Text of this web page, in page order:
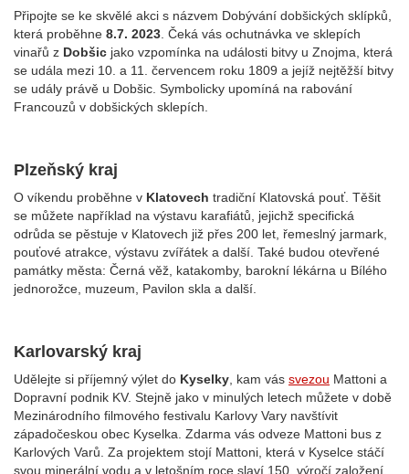
Připojte se ke skvělé akci s názvem Dobývání dobšických sklípků,
která proběhne 8.7. 2023 . Čeká vás ochutnávka ve sklepích
vinařů z Dobšic jako vzpomínka na události bitvy u Znojma, která
se udála mezi 10. a 11. červencem roku 1809 a jejíž nejtěžší bitvy
se udály právě u Dobšic. Symbolicky upomíná na rabování
Francouzů v dobšických sklepích.
Plzeňský kraj
O víkendu proběhne v Klatovech tradiční Klatovská pouť. Těšit
se můžete například na výstavu karafiátů, jejichž specifická
odrůda se pěstuje v Klatovech již přes 200 let, řemeslný jarmark,
pouťové atrakce, výstavu zvířátek a další. Také budou otevřené
památky města: Černá věž, katakomby, barokní lékárna u Bílého
jednorožce, muzeum, Pavilon skla a další.
Karlovarský kraj
Udělejte si příjemný výlet do Kyselky , kam vás svezou Mattoni a
Dopravní podnik KV. Stejně jako v minulých letech můžete v době
Mezinárodního filmového festivalu Karlovy Vary navštívit
západočeskou obec Kyselka. Zdarma vás odveze Mattoni bus z
Karlových Varů. Za projektem stojí Mattoni, která v Kyselce stáčí
svou minerální vodu a v letošním roce slaví 150. výročí založení,